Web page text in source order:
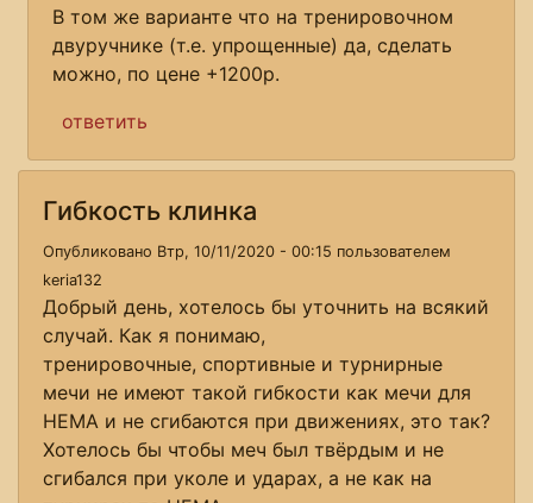
В том же варианте что на тренировочном
двуручнике (т.е. упрощенные) да, сделать
можно, по цене +1200р.
ответить
Гибкость клинка
Опубликовано Втр, 10/11/2020 - 00:15 пользователем
keria132
Добрый день, хотелось бы уточнить на всякий
случай. Как я понимаю,
тренировочные, спортивные и турнирные
мечи не имеют такой гибкости как мечи для
HEMA и не сгибаются при движениях, это так?
Хотелось бы чтобы меч был твёрдым и не
сгибался при уколе и ударах, а не как на